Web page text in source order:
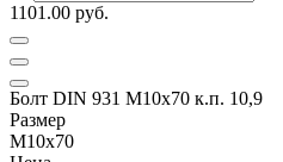
1101.00 руб.
Болт DIN 931 М10х70 к.п. 10,9
Размер
М10х70